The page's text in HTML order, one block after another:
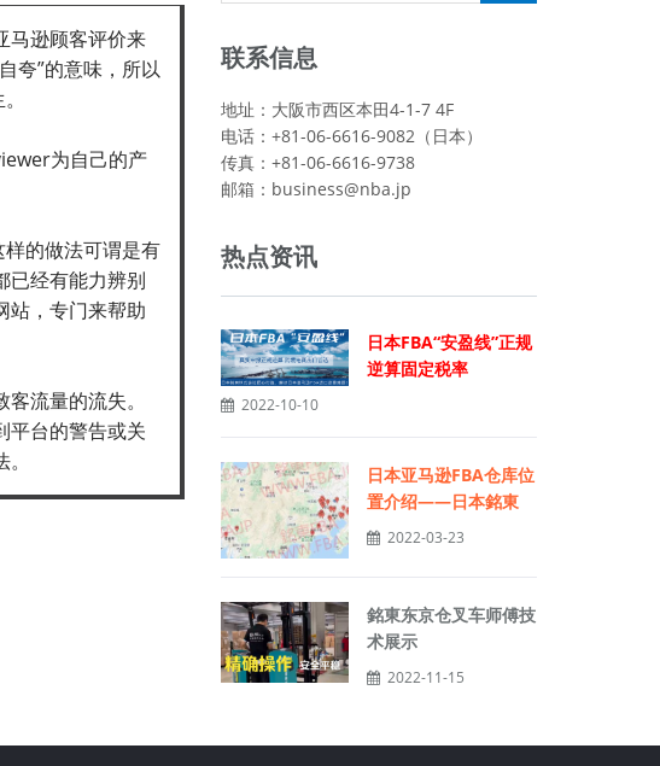
逊顾客评价来
夸”的意味，所以
为自己的产
的做法可谓是有
已经有能力辨别
站，专门来帮助
流量的流失。
平台的警告或关
联系信息
地址：大阪市西区本田4-1-7 4F
电话：+81-06-6616-9082（日本）
传真：+81-06-6616-9738
邮箱： business@nba.jp
热点资讯
日本FBA“安盈线”正规
逆算固定税率
2022-10-10
日本亚马逊FBA仓库位
置介绍——日本銘東
2022-03-23
銘東东京仓叉车师傅技
术展示
2022-11-15